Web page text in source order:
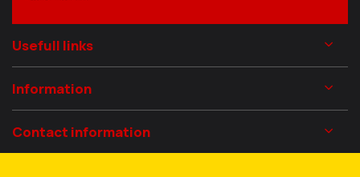
Usefull links
Information
Contact information